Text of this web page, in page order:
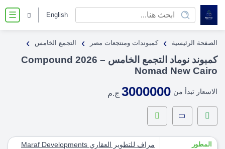
☰ English
الصفحة الرئيسية › كمبوندات ومنتجعات مصر › التجمع الخامس ›
كمبوند نوماد التجمع الخامس – 2026 Compound
Nomad New Cairo
الاسعار تبدأ من 3000000 ج.م
المطور مراف للتطوير العقاري Maraf Developments